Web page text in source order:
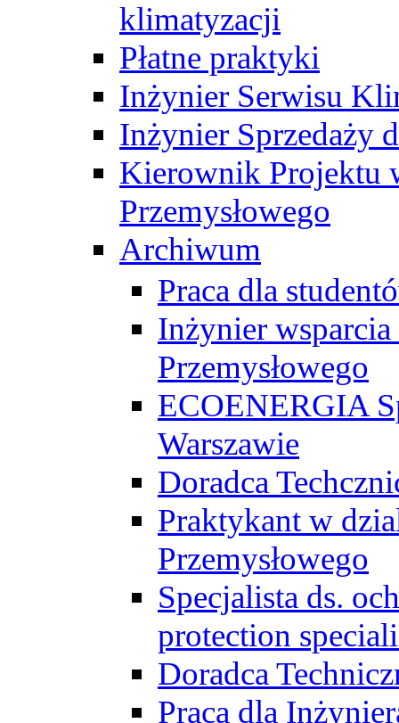
klimatyzacji
Płatne praktyki
Inżynier Serwisu
Inżynier Sprzedaży
Kierownik Projektu
Przemysłowego
Archiwum
Praca dla
Inżynier wsparcia
Przemysłowego
ECOENERGIA
Warszawie
Doradca
Praktykant w
Przemysłowego
Specjalista ds.
protection
Doradca
Praca dla